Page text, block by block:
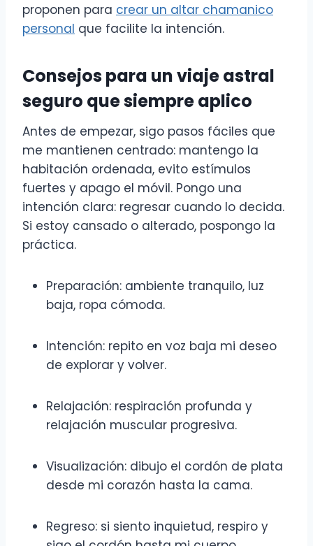
proponen para crear un altar chamanico
personal que facilite la intención.
Consejos para un viaje astral
seguro que siempre aplico
Antes de empezar, sigo pasos fáciles que
me mantienen centrado: mantengo la
habitación ordenada, evito estímulos
fuertes y apago el móvil. Pongo una
intención clara: regresar cuando lo decida.
Si estoy cansado o alterado, pospongo la
práctica.
Preparación: ambiente tranquilo, luz
baja, ropa cómoda.
Intención: repito en voz baja mi deseo
de explorar y volver.
Relajación: respiración profunda y
relajación muscular progresiva.
Visualización: dibujo el cordón de plata
desde mi corazón hasta la cama.
Regreso: si siento inquietud, respiro y